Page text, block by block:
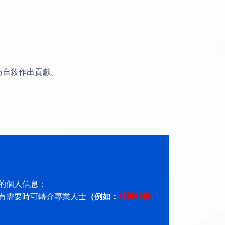
殺作出貢獻。
個人信息；
需要時可轉介專業人士 （例如： 精神科醫